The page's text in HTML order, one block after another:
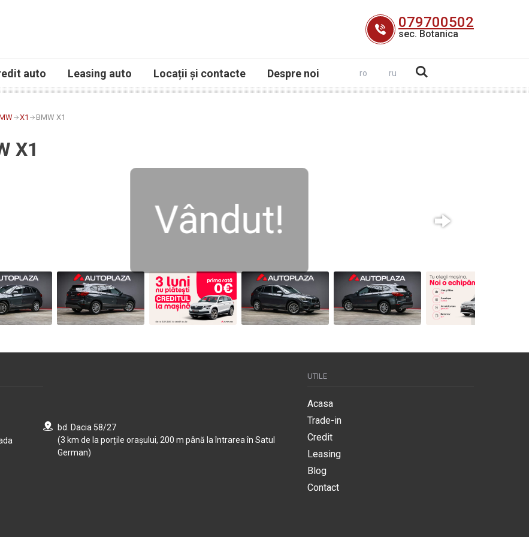
079700502
sec. Botanica
auto Leasing auto Locații și contacte Despre noi ro ru
X1 BMW X1
X1
Vândut!
bd. Dacia 58/27
(3 km de la porțile orașului, 200 m până la întrarea în Satul
German)
UTILE
Acasa
Trade-in
Credit
Leasing
Blog
Contact